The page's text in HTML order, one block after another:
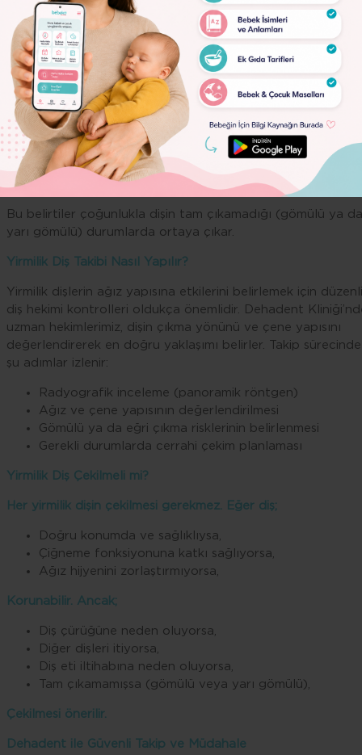
Ipsum
Dolor
Lorem
Ipsum
Dolor
Yirmilik dişlerin sürme sürecinde aşağıdaki belirtiler
görülebilir:
Çene ve diş arkasında ağrı
Diş eti şişliği ve kızarıklık
Ağız açmada zorluk
Kulak, boğaz ya da baş ağrısı
Kötü ağız kokusu
Yemek yerken zorlanma
Lenf bezlerinde hassasiyet
Bu belirtiler çoğunlukla dişin tam çıkamadığı (gömülü ya da
yarı gömülü) durumlarda ortaya çıkar.
Yirmilik Diş Takibi Nasıl Yapılır?
Yirmilik dişlerin ağız yapısına etkilerini belirlemek için düzenli
diş hekimi kontrolleri oldukça önemlidir. Dehadent
uzman hekimlerimiz, dişin çıkma yönünü ve çene yapısını
değerlendirerek en doğru yaklaşımı belirler. Takip sürecinde
şu adımlar izlenir:
Radyografik inceleme (panoramik röntgen)
Ağız ve çene yapısının değerlendirilmesi
Gömülü ya da eğri çıkma risklerinin belirlenmesi
Gerekli durumlarda cerrahi çekim planlaması
Yirmilik Diş Çekilmeli mi?
Her yirmilik dişin çekilmesi gerekmez. Eğer diş;
Doğru konumda ve sağlıklıysa,
Çiğneme fonksiyonuna katkı sağlıyorsa,
Ağız hijyenini zorlaştırmıyorsa,
Korunabilir. Ancak;
Diş çürüğüne neden oluyorsa,
Diğer dişleri itiyorsa,
Diş eti iltihabına neden oluyorsa,
Tam çıkamamışsa (gömülü veya yarı gömülü),
Çekilmesi önerilir.
Dehadent ile Güvenli Takip ve Müdahale